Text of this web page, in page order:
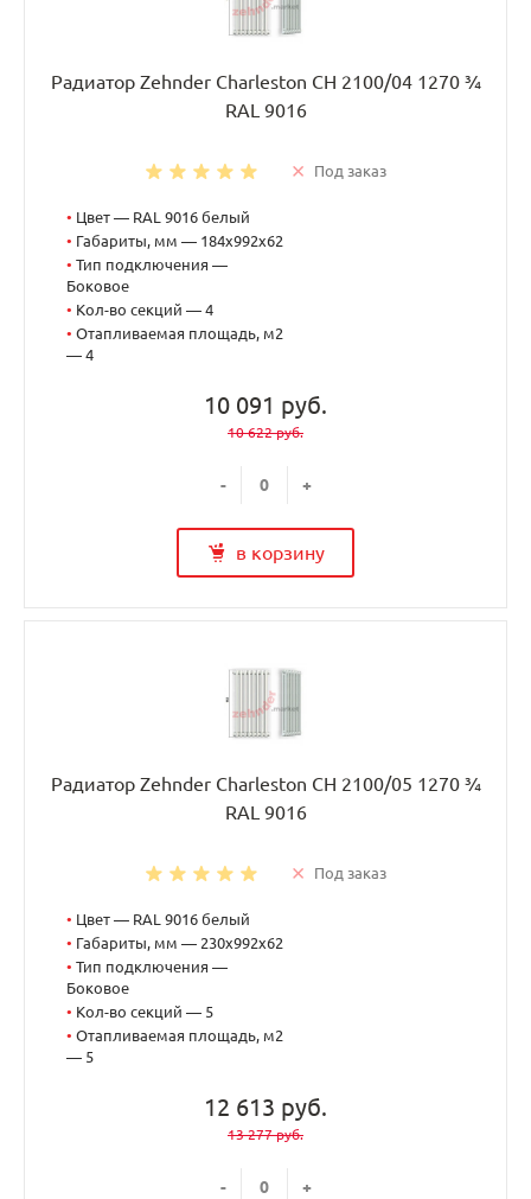
Радиатор Zehnder Charleston CH 2100/04 1270 ¾
RAL 9016
Под заказ
• Цвет — RAL 9016 белый
• Габариты, мм — 184x992x62
• Тип подключения —
Боковое
• Кол-во секций — 4
• Отапливаемая площадь, м2
— 4
10 091 руб.
10 622 руб.
- +
в корзину
Радиатор Zehnder Charleston CH 2100/05 1270 ¾
RAL 9016
Под заказ
• Цвет — RAL 9016 белый
• Габариты, мм — 230x992x62
• Тип подключения —
Боковое
• Кол-во секций — 5
• Отапливаемая площадь, м2
— 5
12 613 руб.
13 277 руб.
- +